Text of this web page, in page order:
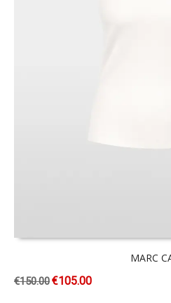
MARC
€150.00€105.00